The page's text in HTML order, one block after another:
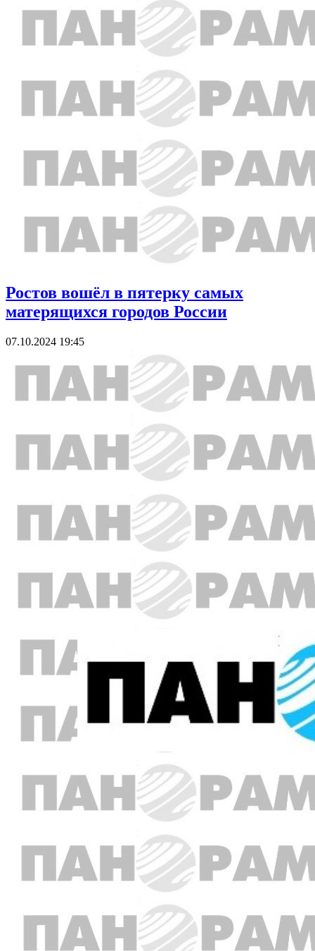
Ростов вошёл в пятерку самых
матерящихся городов России
07.10.2024 19:45